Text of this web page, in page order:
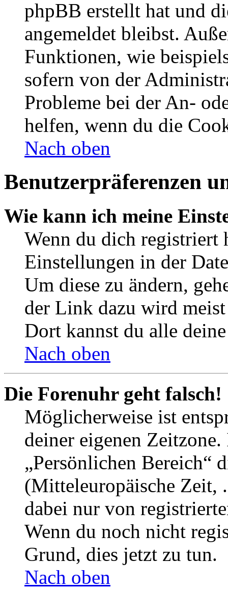
phpBB erstellt hat und
angemeldet bleibst.
Funktionen, wie
sofern von der
Probleme bei der An-
helfen, wenn du die
Nach oben
Benutzerpräferenzen
Wie kann ich meine
Wenn du dich registriert
Einstellungen in der
Um diese zu ändern,
der Link dazu wird
Dort kannst du alle
Nach oben
Die Forenuhr geht falsch!
Möglicherweise ist
deiner eigenen
„Persönlichen Bereich“
(Mitteleuropäische Zeit,
dabei nur von
Wenn du noch nicht
Grund, dies jetzt zu tun.
Nach oben